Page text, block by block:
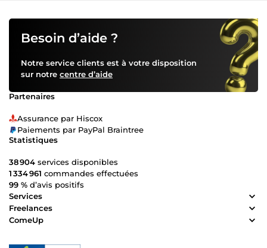
Besoin d’aide ?
Notre service clients est à votre disposition
sur notre centre d’aide
Partenaires
Assurance par Hiscox
Paiements par PayPal Braintree
Statistiques
38 904 services disponibles
1 334 961 commandes effectuées
99 % d’avis positifs
Services
Freelances
ComeUp